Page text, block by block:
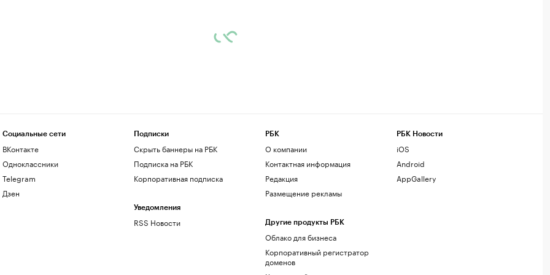
Социальные сети
ВКонтакте
Одноклассники
Telegram
Дзен
Подписки
Скрыть баннеры на РБК
Подписка на РБК
Корпоративная подписка
Уведомления
RSS Новости
РБК
О компании
Контактная информация
Редакция
Размещение рекламы
Другие продукты РБК
Облако для бизнеса
Корпоративный регистратор
доменов
РБК Новости
iOS
Android
AppGallery